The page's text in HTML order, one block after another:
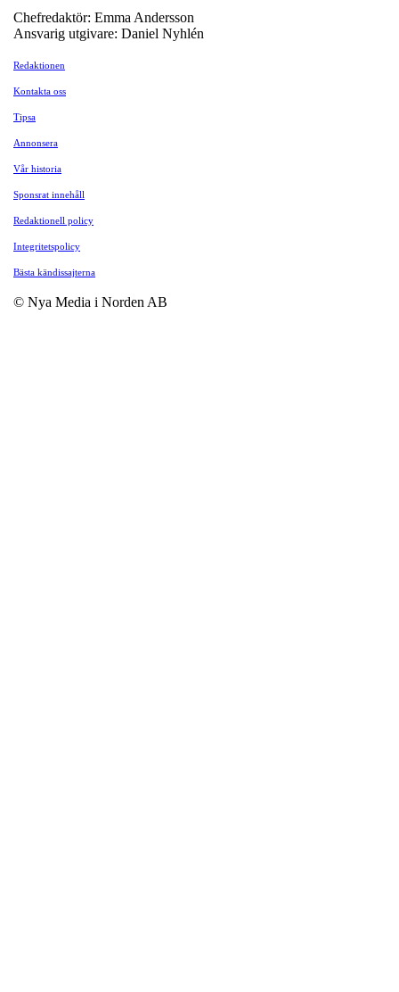
Chefredaktör: Emma Andersson
Ansvarig utgivare: Daniel Nyhlén
Redaktionen
Kontakta oss
Tipsa
Annonsera
Vår historia
Sponsrat innehåll
Redaktionell policy
Integritetspolicy
Bästa kändissajterna
© Nya Media i Norden AB